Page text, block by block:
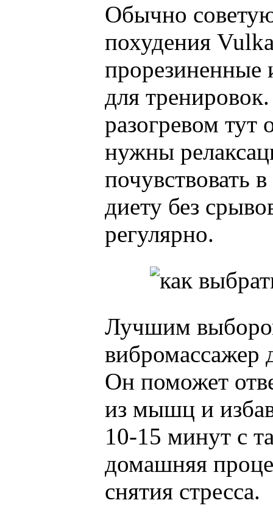
Обычно
похудения
прорезиненные
для
разогревом
нужны
почувствовать
диету без
регулярно.
Лучшим
вибромассажер
Он поможет
из мышц и
10-15 минут с
домашняя
снятия стресса.